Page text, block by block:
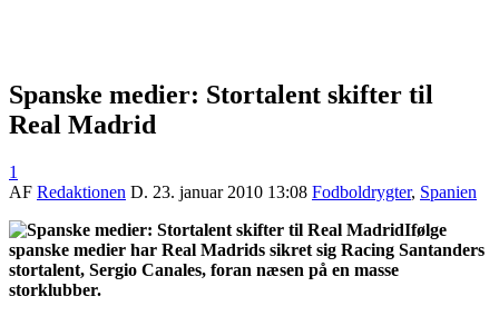
Spanske medier: Stortalent skifter til
Real Madrid
1
AF Redaktionen D. 23. januar 2010 13:08 Fodboldrygter, Spanien
Ifølge
spanske medier har Real Madrids sikret sig Racing Santanders
stortalent, Sergio Canales, foran næsen på en masse
storklubber.